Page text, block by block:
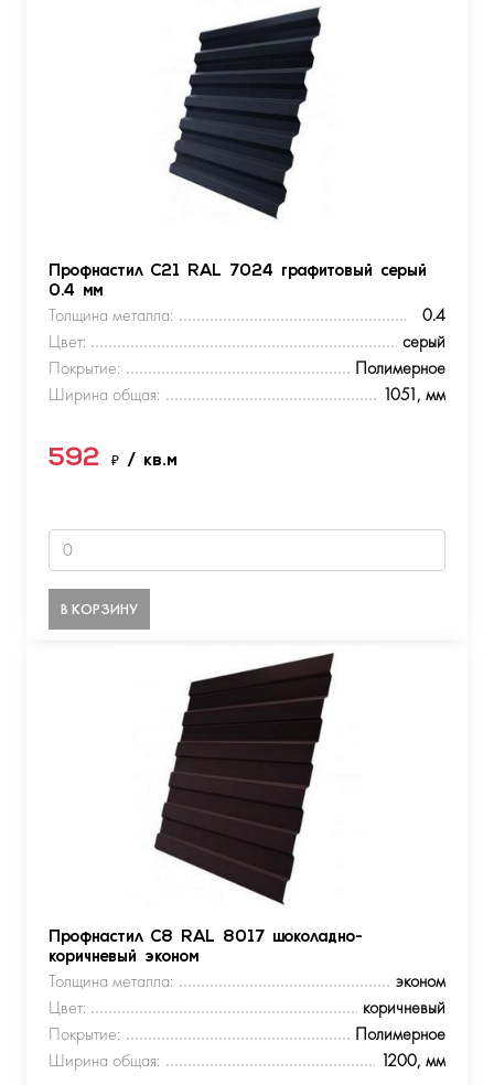
Профнастил С21 RAL 7024 графитовый серый
0.4 мм
Толщина металла:
0.4
Цвет:
серый
Покрытие:
Полимерное
Ширина общая:
1051, мм
592 ₽ / кв.м
В КОРЗИНУ
Профнастил С8 RAL 8017 шоколадно-
коричневый эконом
Толщина металла:
эконом
Цвет:
коричневый
Покрытие:
Полимерное
Ширина общая:
1200, мм